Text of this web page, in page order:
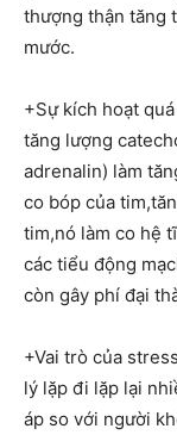
thượng thận tăng
mước.
+Sự kích hoạt
tăng lượng
adrenalin) làm
co bóp của
tim,nó làm co hệ
các tiểu động
còn gây phí đại
+Vai trò của
lý lặp đi lặp lại
áp so với người